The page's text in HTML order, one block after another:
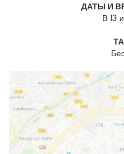
ДАТЫ И
В 13